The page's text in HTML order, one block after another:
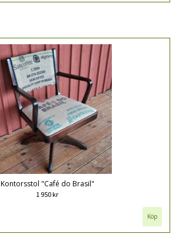
Kontorsstol "Café do Brasil"
1 950 kr